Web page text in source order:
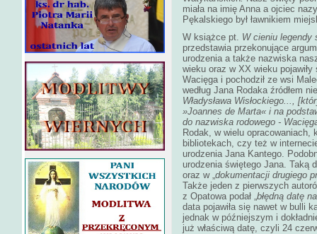
miała na imię Anna a ojciec
Pękalskiego był ławnikiem
W książce pt. W cieniu legendy
przedstawia przekonujące
urodzenia a także nazwiska
wieku oraz w XX wieku
Wacięga i pochodził ze wsi
według Jana Rodaka źródłem
Władysława Wisłockiego...,
»Joannes de Marta« i na
do nazwiska rodowego -
Rodak, w wielu
bibliotekach, czy też w
urodzenia Jana Kantego.
urodzenia świętego Jana. Taką
oraz w „dokumentacji drugiego
Także jeden z pierwszych
z Opatowa podał „błędną datę
data pojawiła się nawet w bulli
jednak w późniejszym i
już właściwą datę, czyli 24